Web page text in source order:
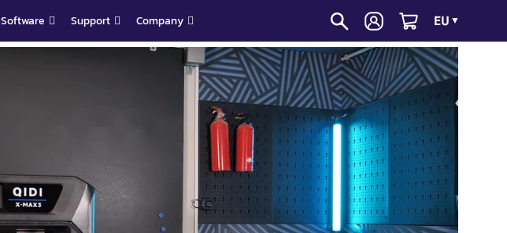
Software Support Company EU ▼